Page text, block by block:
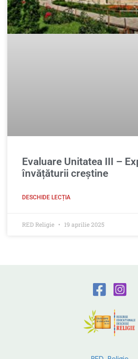
Evaluare Unitatea III –
învățăturii creștine
DESCHIDE LECȚIA
RED Religie 19 aprilie 2025